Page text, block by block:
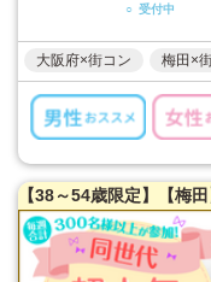
○ 受付中
大阪府×街コン 梅田×